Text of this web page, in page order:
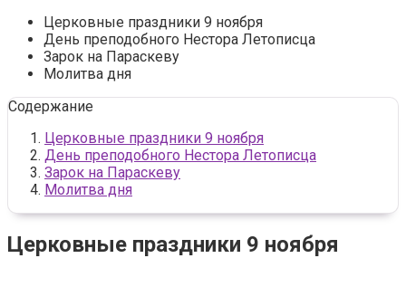
Церковные праздники 9 ноября
День преподобного Нестора Летописца
Зарок на Параскеву
Молитва дня
Содержание
Церковные праздники 9 ноября
День преподобного Нестора Летописца
Зарок на Параскеву
Молитва дня
Церковные праздники 9 ноября